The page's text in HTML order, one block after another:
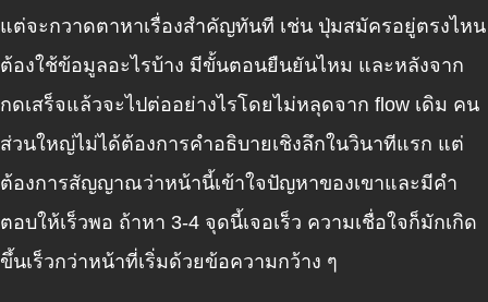
แต่จะกวาดตาหาเรื่องสำคัญทันที เช่น ปุ่มสมัครอยู่ตรงไหน
ต้องใช้ข้อมูลอะไรบ้าง มีขั้นตอนยืนยันไหม และหลังจาก
กดเสร็จแล้วจะไปต่ออย่างไรโดยไม่หลุดจาก flow เดิม คน
ส่วนใหญ่ไม่ได้ต้องการคำอธิบายเชิงลึกในวินาทีแรก แต่
ต้องการสัญญาณว่าหน้านี้เข้าใจปัญหาของเขาและมีคำ
ตอบให้เร็วพอ ถ้าหา 3-4 จุดนี้เจอเร็ว ความเชื่อใจก็มักเกิด
ขึ้นเร็วกว่าหน้าที่เริ่มด้วยข้อความกว้าง ๆ